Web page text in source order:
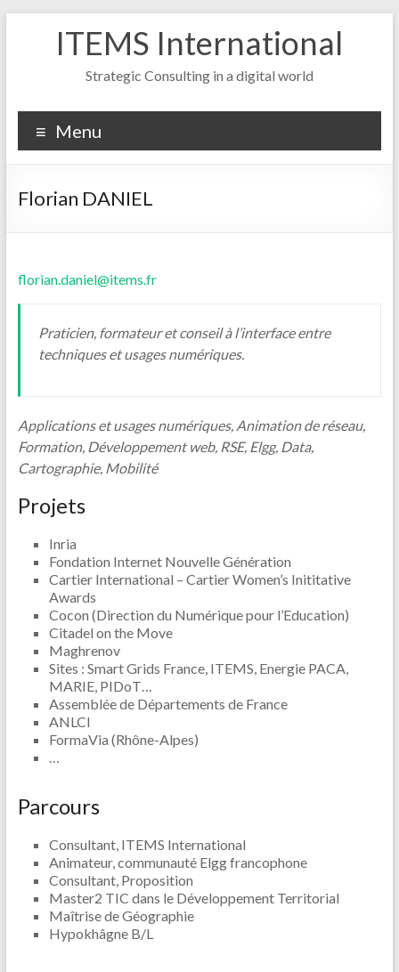
ITEMS International
Strategic Consulting in a digital world
Menu
Florian DANIEL
florian.daniel@items.fr
Praticien, formateur et conseil à l’interface entre
techniques et usages numériques.
Applications et usages numériques, Animation de réseau,
Formation, Développement web, RSE, Elgg, Data,
Cartographie, Mobilité
Projets
Inria
Fondation Internet Nouvelle Génération
Cartier International – Cartier Women’s Inititative
Awards
Cocon (Direction du Numérique pour l’Education)
Citadel on the Move
Maghrenov
Sites : Smart Grids France, ITEMS, Energie PACA,
MARIE, PIDoT…
Assemblée de Départements de France
ANLCI
FormaVia (Rhône-Alpes)
…
Parcours
Consultant, ITEMS International
Animateur, communauté Elgg francophone
Consultant, Proposition
Master2 TIC dans le Développement Territorial
Maîtrise de Géographie
Hypokhâgne B/L